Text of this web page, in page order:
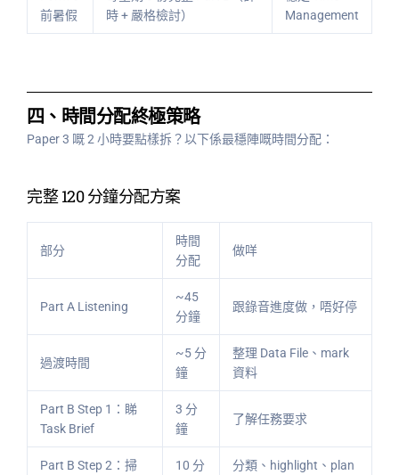
前暑假
時 + 嚴格檢討）
Management
四、時間分配終極策略
Paper 3 嘅 2 小時要點樣拆？以下係最穩陣嘅時間分配：
完整 120 分鐘分配方案
部分
時間
分配
做咩
Part A Listening
~45
分鐘
跟錄音進度做，唔好停
過渡時間
~5 分
鐘
整理 Data File、mark
資料
Part B Step 1：睇
Task Brief
3 分
鐘
了解任務要求
Part B Step 2：掃
10 分
分類、highlight、plan